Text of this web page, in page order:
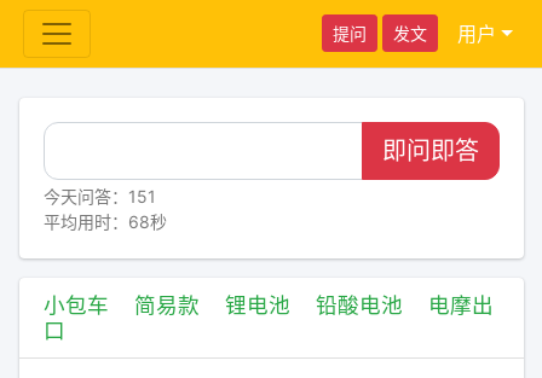
提问 发文 用户
即问即答
今天问答：151
平均用时：68秒
小包车 简易款 锂电池 铅酸电池
电摩出
口